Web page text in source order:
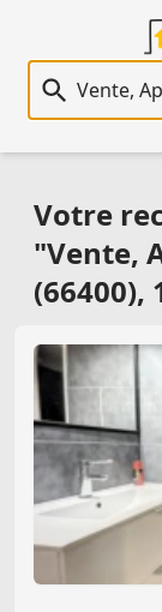
Recherche
Votre
"Vente,
(66400),